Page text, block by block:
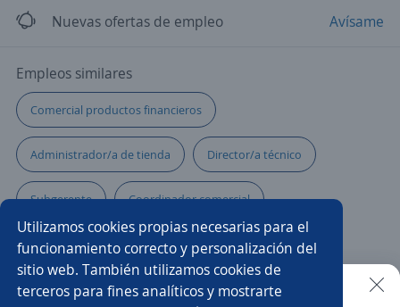
Utilizamos cookies propias necesarias para el
funcionamiento correcto y personalización del
sitio web. También utilizamos cookies de
terceros para fines analíticos y mostrarte
Nuevas ofertas de empleo Avísame
Empleos similares
Comercial productos financieros
Administrador/a de tienda Director/a técnico
Subgerente Coordinador comercial
Gerente de compras Gerente de cuentas clave
Gerente de proyectos Regente de farmacia